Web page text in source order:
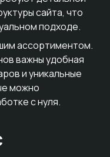
сайта, что
подходе.
ассортиментом.
важны удобная
и уникальные
можно
с нуля.